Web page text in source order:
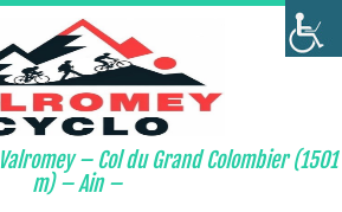
– Col du Grand Colombier (1501
m) – Ain –